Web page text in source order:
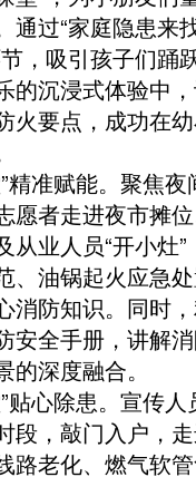
通过“家庭隐患来
， 吸引孩子们踊
的沉浸式体验中 ，
火要点 ， 成功在
准赋能。 聚焦夜
愿者走进夜市摊
从业人员“开小灶”
、油锅起火应急
消防知识。 同时，
安全手册， 讲解
的深度融合。
心除患。 宣传人
段， 敲门入户 ，
路老化、燃气软